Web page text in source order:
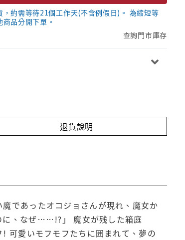
，約需等待21個工作天(不含例假日)。 為縮短等
品分開下單。
查詢門市庫存
退貨說明
であったオコジョさんが現れ、魔女か
に、なぜ……!?」 魔女が残した箱庭
可愛いモフモフたちに囲まれて、夢の